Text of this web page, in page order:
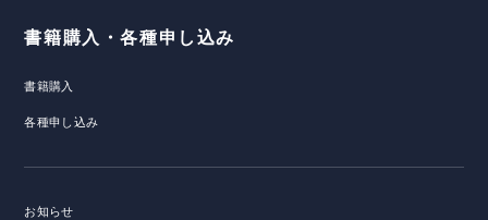
書籍購入・各種申し込み
書籍購入
各種申し込み
お知らせ